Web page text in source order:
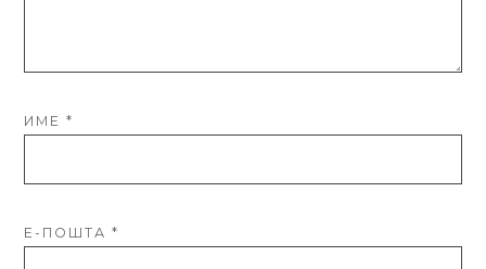
ИМЕ*
Е-ПОШТА*